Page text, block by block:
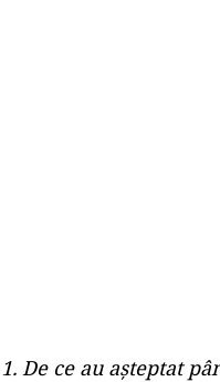
1. De ce au așteptat